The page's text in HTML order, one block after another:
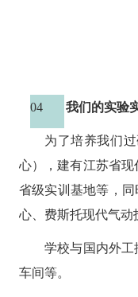
04 我们的实验
为了培养我们
心），建有江苏省
省级实训基地等，
心、费斯托现代气动
学校与国内外工
车间等。